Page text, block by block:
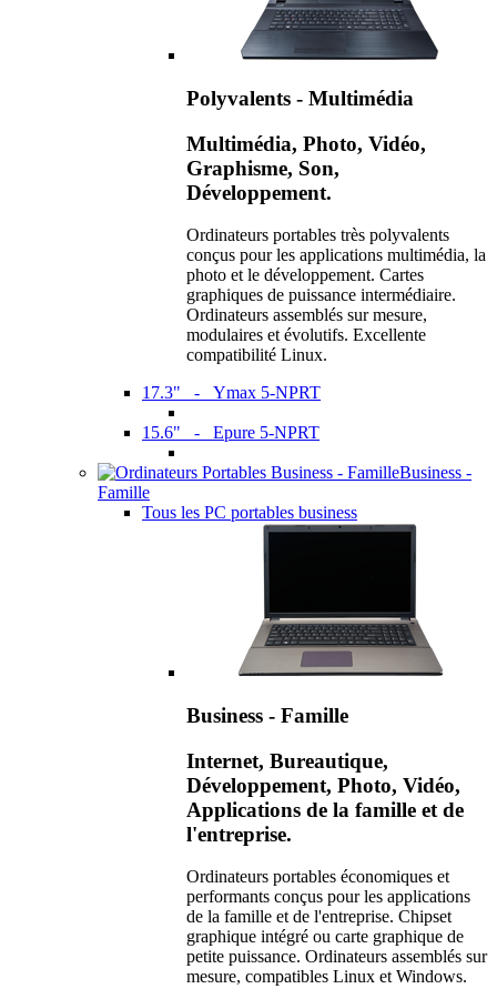
Polyvalents - Multimédia
Multimédia, Photo, Vidéo,
Graphisme, Son,
Développement.
Ordinateurs portables très polyvalents
conçus pour les applications multimédia, la
photo et le développement. Cartes
graphiques de puissance intermédiaire.
Ordinateurs assemblés sur mesure,
modulaires et évolutifs. Excellente
compatibilité Linux.
17.3" - Ymax 5-NPRT
15.6" - Epure 5-NPRT
Business -
Famille
Tous les PC portables business
Business - Famille
Internet, Bureautique,
Développement, Photo, Vidéo,
Applications de la famille et de
l'entreprise.
Ordinateurs portables économiques et
performants conçus pour les applications
de la famille et de l'entreprise. Chipset
graphique intégré ou carte graphique de
petite puissance. Ordinateurs assemblés sur
mesure, compatibles Linux et Windows.